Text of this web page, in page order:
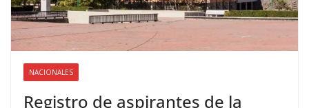
NACIONALES
Registro de aspirantes de la